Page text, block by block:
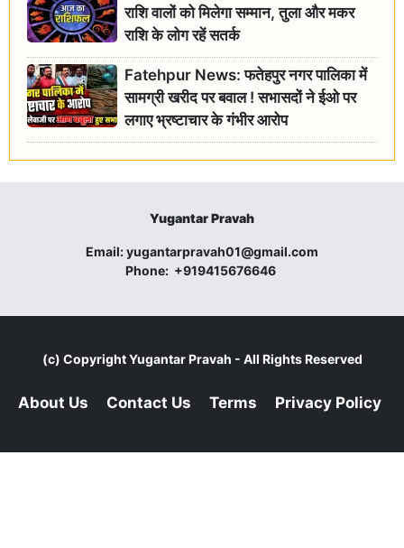
राशि वालों को मिलेगा सम्मान, तुला और मकर
राशि के लोग रहें सतर्क
Fatehpur News: फतेहपुर नगर पालिका में
सामग्री खरीद पर बवाल ! सभासदों ने ईओ पर
लगाए भ्रष्टाचार के गंभीर आरोप
Yugantar Pravah
Email:yugantarpravah01@gmail.com
Phone: +919415676646
(c) CopyrightYugantar Pravah - All Rights Reserved
About Us Contact Us Terms Privacy Policy